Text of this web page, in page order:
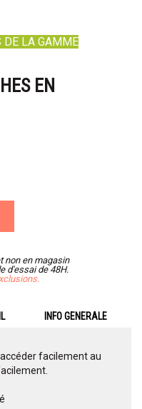
DE LA GAMME
EN
non en magasin
d'essai de 48H.
INFO GENERALE
facilement au